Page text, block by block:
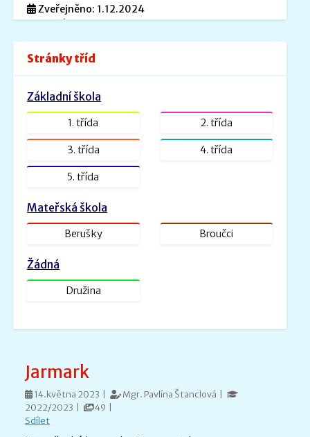
Zveřejněno: 1.12.2024
Povinné informace
Povinné informace.pdf
Velikost: 240kb
ŠVP PV _ MŠ Rybička
ŠVP PV Rybička_web.doc.pdf
Zveřejněno: 31.1.2022
ŠVP - Veselá školička
Velikost: 2227kb
Stránky tříd
Základní škola
1. třída 2. třída
3. třída 4. třída
5. třída
Mateřská škola
Berušky Broučci
Žádná
Družina
Jarmark
14.května 2023 |
Mgr. Pavlína Štanclová |
2022/2023 |
49 |
Sdílet